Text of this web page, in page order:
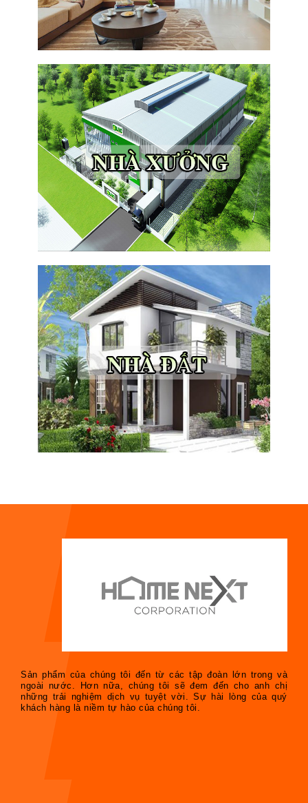
Sản phẩm của chúng tôi đến từ các tập đoàn lớn trong và
ngoài nước. Hơn nữa, chúng tôi sẽ đem đến cho anh chị
những trải nghiệm dịch vụ tuyệt vời. Sự hài lòng của quý
khách hàng là niềm tự hào của chúng tôi.